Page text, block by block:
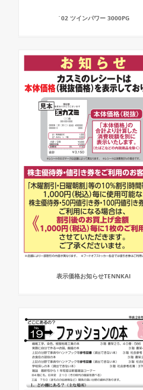
`02 ツインパワー 3000PG
表示価格お知らせTENNKAI